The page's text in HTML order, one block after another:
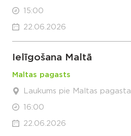
15:00
22.06.2026
Ielīgošana Maltā
Maltas pagasts
Laukums pie Maltas
16:00
22.06.2026